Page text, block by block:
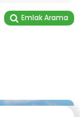
Emlak Arama